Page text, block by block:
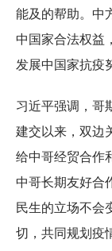
能及的帮助。中
中国家合法权益
发展中国家抗疫
习近平强调，哥
建交以来，双边
给中哥经贸合作
中哥长期友好合
民生的立场不会
切，共同规划疫